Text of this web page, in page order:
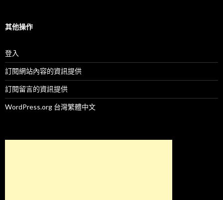
其他操作
登入
訂閱網站內容的資訊提供
訂閱留言的資訊提供
WordPress.org 台灣繁體中文